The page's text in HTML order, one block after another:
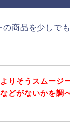
商品を少しで
りそうスムージ
どがないかを調